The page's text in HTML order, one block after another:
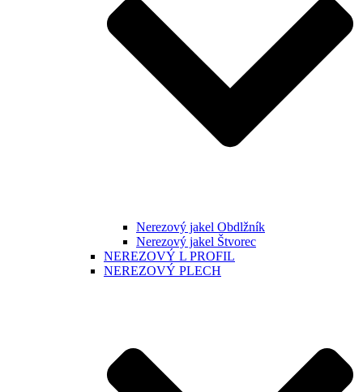
Nerezový jakel Obdlžník
Nerezový jakel Štvorec
NEREZOVÝ L PROFIL
NEREZOVÝ PLECH